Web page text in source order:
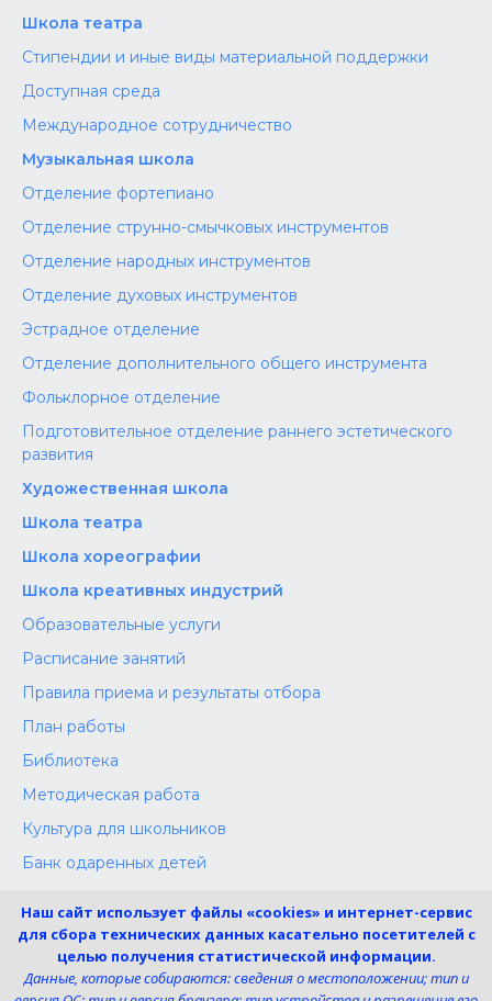
Школа театра
Стипендии и иные виды материальной поддержки
Доступная среда
Международное сотрудничество
Музыкальная школа
Отделение фортепиано
Отделение струнно-смычковых инструментов
Отделение народных инструментов
Отделение духовых инструментов
Эстрадное отделение
Отделение дополнительного общего инструмента
Фольклорное отделение
Подготовительное отделение раннего эстетического
развития
Художественная школа
Школа‌‌‌‌ театра
Школа хореографии
Школа креативных индустрий
Образовательные услуги
Расписание занятий
Правила приема и результаты отбора
План работы
Библиотека
Методическая работа
Культура для школьников
Банк одаренных детей
Независимая оценка
Меры поддержки участников СВО
Наш сайт использует файлы «cookies» и интернет-сервис
для сбора технических данных касательно посетителей с
целью получения статистической информации.
Данные, которые собираются: сведения о местоположении; тип и